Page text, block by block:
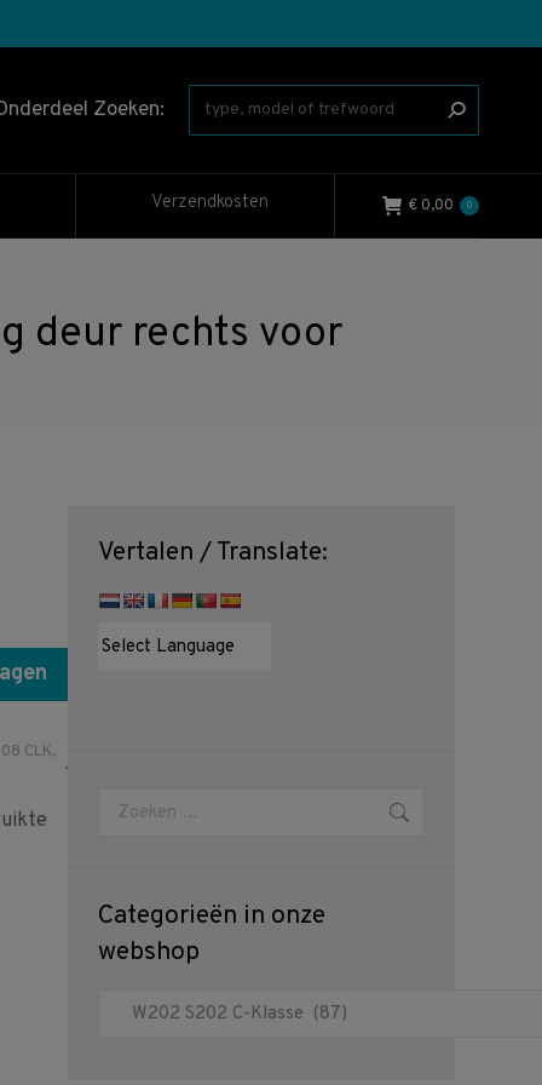
Zoeken:
Verzendkosten € 0,00 0
deur rechts voor
CLK,
Vertalen / Translate:
Zoeken:
Categorieën in onze
webshop